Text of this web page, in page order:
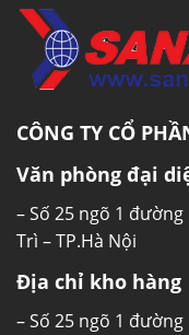
CÔNG TY CỔ
Văn phòng đại
– Số 25 ngõ 1 đường
Trì – TP.Hà Nội
Địa chỉ kho hàng
– Số 25 ngõ 1